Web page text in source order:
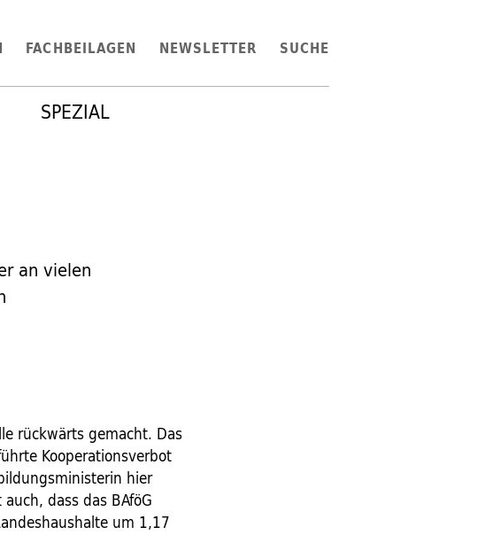
FACHBEILAGEN NEWSLETTER SUCHE
SPEZIAL
an vielen
rückwärts gemacht. Das
Kooperationsverbot
hier
dass das BAföG
um 1,17